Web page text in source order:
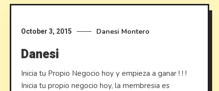
October 3, 2015 Danesi Montero
Danesi
Inicia tu Propio Negocio hoy y empieza a ganar ! ! !
Inicia tu propio negocio hoy, la membresia es